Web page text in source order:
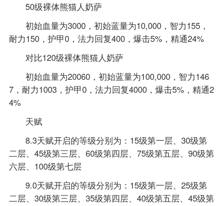
50级裸体熊猫人奶萨
初始血量为3000，初始蓝量为10,000，智力155，
耐力150，护甲0，法力回复400，爆击5%，精通24%
对比120级裸体熊猫人奶萨
初始血量为20060，初始蓝量为100,000，智力146
7，耐力1003，护甲0，法力回复4000，爆击5%，精通2
4%
天赋
8.3天赋开启的等级分别为：15级第一层、30级第
二层、45级第三层、60级第四层、75级第五层、90级第
六层、100级第七层
9.0天赋开启的等级分别为：15级第一层、25级第
二层、30级第三层、35级第四层、40级第五层、45级第